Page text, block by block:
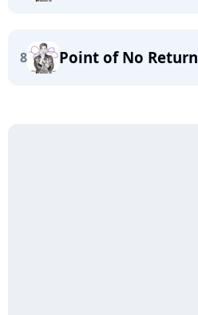
8 Point of No Return